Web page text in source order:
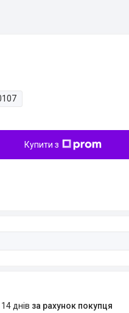
Купити з
днів за рахунок покупця